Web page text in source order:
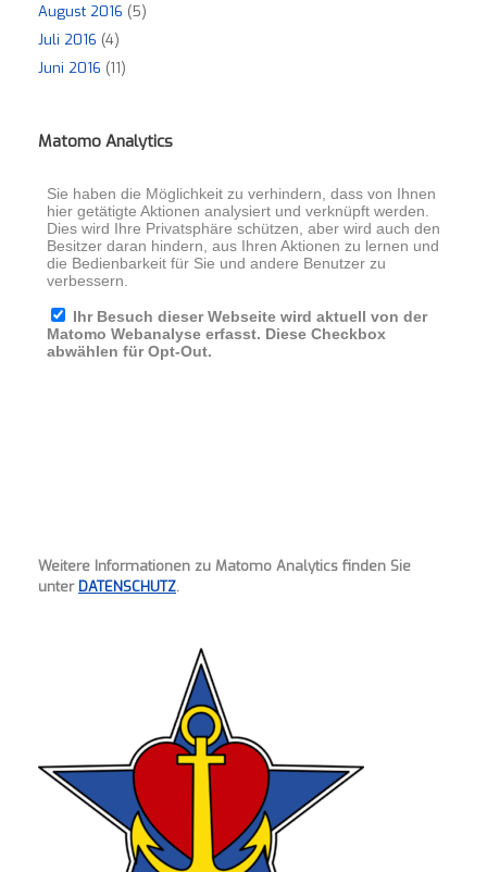
August 2016 (5)
Juli 2016 (4)
Juni 2016 (11)
Matomo Analytics
Weitere Informationen zu Matomo Analytics finden Sie
unter DATENSCHUTZ.